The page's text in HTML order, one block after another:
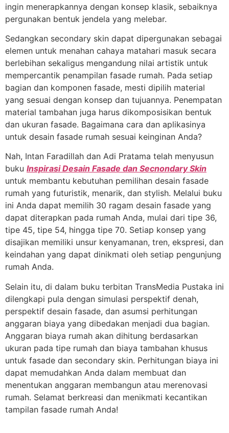
ingin menerapkannya dengan konsep klasik, sebaiknya
pergunakan bentuk jendela yang melebar.
Sedangkan secondary skin dapat dipergunakan sebagai
elemen untuk menahan cahaya matahari masuk secara
berlebihan sekaligus mengandung nilai artistik untuk
mempercantik penampilan fasade rumah. Pada setiap
bagian dan komponen fasade, mesti dipilih material
yang sesuai dengan konsep dan tujuannya. Penempatan
material tambahan juga harus dikomposisikan bentuk
dan ukuran fasade. Bagaimana cara dan aplikasinya
untuk desain fasade rumah sesuai keinginan Anda?
Nah, Intan Faradillah dan Adi Pratama telah menyusun
buku Inspirasi Desain Fasade dan Secnondary Skin
untuk membantu kebutuhan pemilihan desain fasade
rumah yang futuristik, menarik, dan stylish. Melalui buku
ini Anda dapat memilih 30 ragam desain fasade yang
dapat diterapkan pada rumah Anda, mulai dari tipe 36,
tipe 45, tipe 54, hingga tipe 70. Setiap konsep yang
disajikan memiliki unsur kenyamanan, tren, ekspresi, dan
keindahan yang dapat dinikmati oleh setiap pengunjung
rumah Anda.
Selain itu, di dalam buku terbitan TransMedia Pustaka ini
dilengkapi pula dengan simulasi perspektif denah,
perspektif desain fasade, dan asumsi perhitungan
anggaran biaya yang dibedakan menjadi dua bagian.
Anggaran biaya rumah akan dihitung berdasarkan
ukuran pada tipe rumah dan biaya tambahan khusus
untuk fasade dan secondary skin. Perhitungan biaya ini
dapat memudahkan Anda dalam membuat dan
menentukan anggaran membangun atau merenovasi
rumah. Selamat berkreasi dan menikmati kecantikan
tampilan fasade rumah Anda!